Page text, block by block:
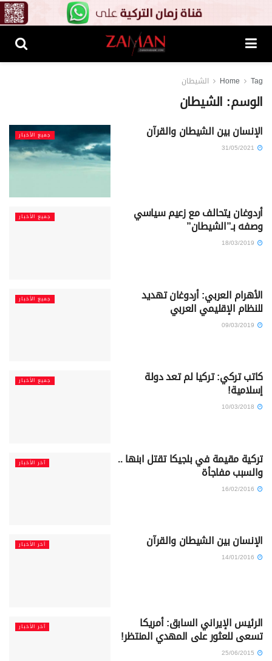
Home Tag الشيطان
الوسم: الشيطان
جميع الأخبار الإنسان بين الشيطان والقرآن
جميع الأخبار أردوغان يتحالف مع زعيم سياسي
وصفه بـ”الشيطان”
جميع الأخبار الأهرام العربي: أردوغان تهديد
للنظام الإقليمي العربي
جميع الأخبار كاتب تركي: تركيا لم تعد دولة
إسلامية!
آخر الأخبار تركية مقيمة في بلجيكا تقتل ابنها ..
والسبب مفاجأة
آخر الأخبار الإنسان بين الشيطان والقرآن
آخر الأخبار الرئيس الإيراني السابق: أمريكا
تسعى للعثور على المهدي المنتظر!